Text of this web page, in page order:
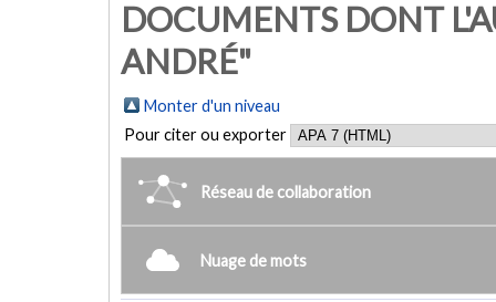
DOCUMENTS DONT
ANDRÉ"
Monter d'un niveau
Pour citer ou exporter
Réseau de collaboration
Nuage de mots